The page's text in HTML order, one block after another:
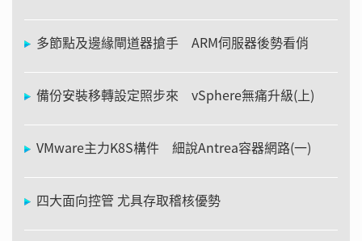
多節點及邊緣閘道器搶手 ARM伺服器後勢看俏
備份安裝移轉設定照步來 vSphere無痛升級(上)
VMware主力K8S構件 細說Antrea容器網路(一)
四大面向控管 尤具存取稽核優勢